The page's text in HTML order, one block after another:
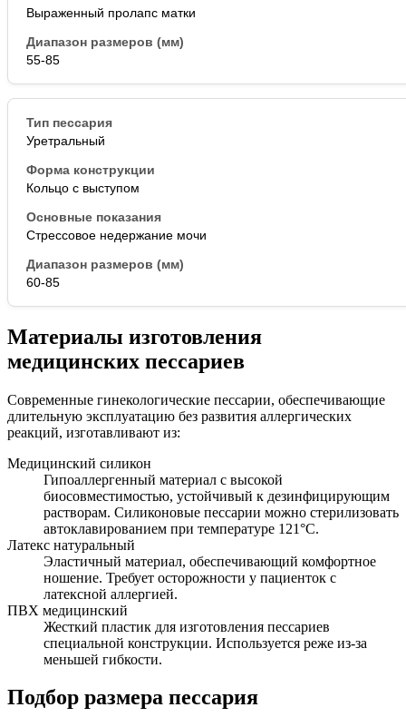
Выраженный пролапс матки
55-85
Уретральный
Кольцо с выступом
Стрессовое недержание мочи
60-85
Материалы изготовления
медицинских пессариев
Современные гинекологические пессарии, обеспечивающие
длительную эксплуатацию без развития аллергических
реакций, изготавливают из:
Медицинский силикон
Гипоаллергенный материал с высокой
биосовместимостью, устойчивый к дезинфицирующим
растворам. Силиконовые пессарии можно стерилизовать
автоклавированием при температуре 121°С.
Латекс натуральный
Эластичный материал, обеспечивающий комфортное
ношение. Требует осторожности у пациенток с
латексной аллергией.
ПВХ медицинский
Жесткий пластик для изготовления пессариев
специальной конструкции. Используется реже из-за
меньшей гибкости.
Подбор размера пессария